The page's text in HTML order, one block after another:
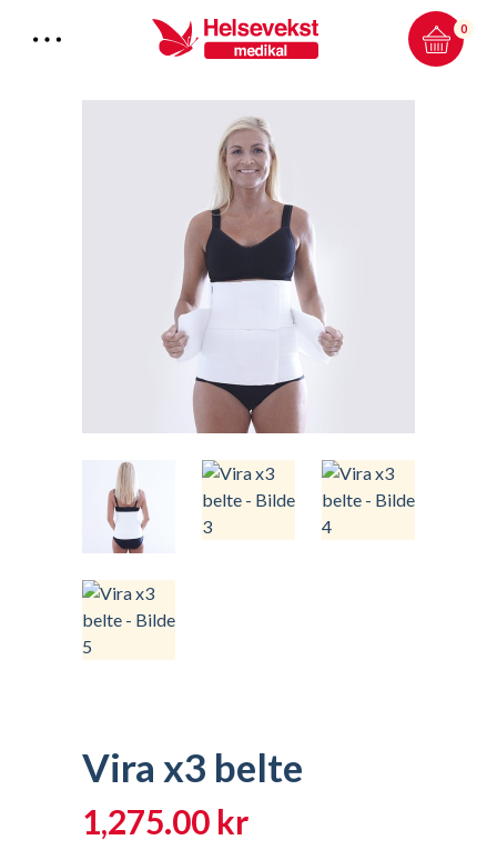
0
Total:
HANDLEKURV & KASSE
Vira x3 belte
1,275.00 kr